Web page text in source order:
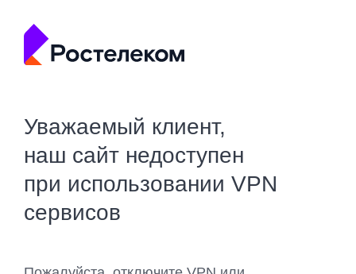
Уважаемый клиент,
наш сайт недоступен
при использовании VPN
сервисов